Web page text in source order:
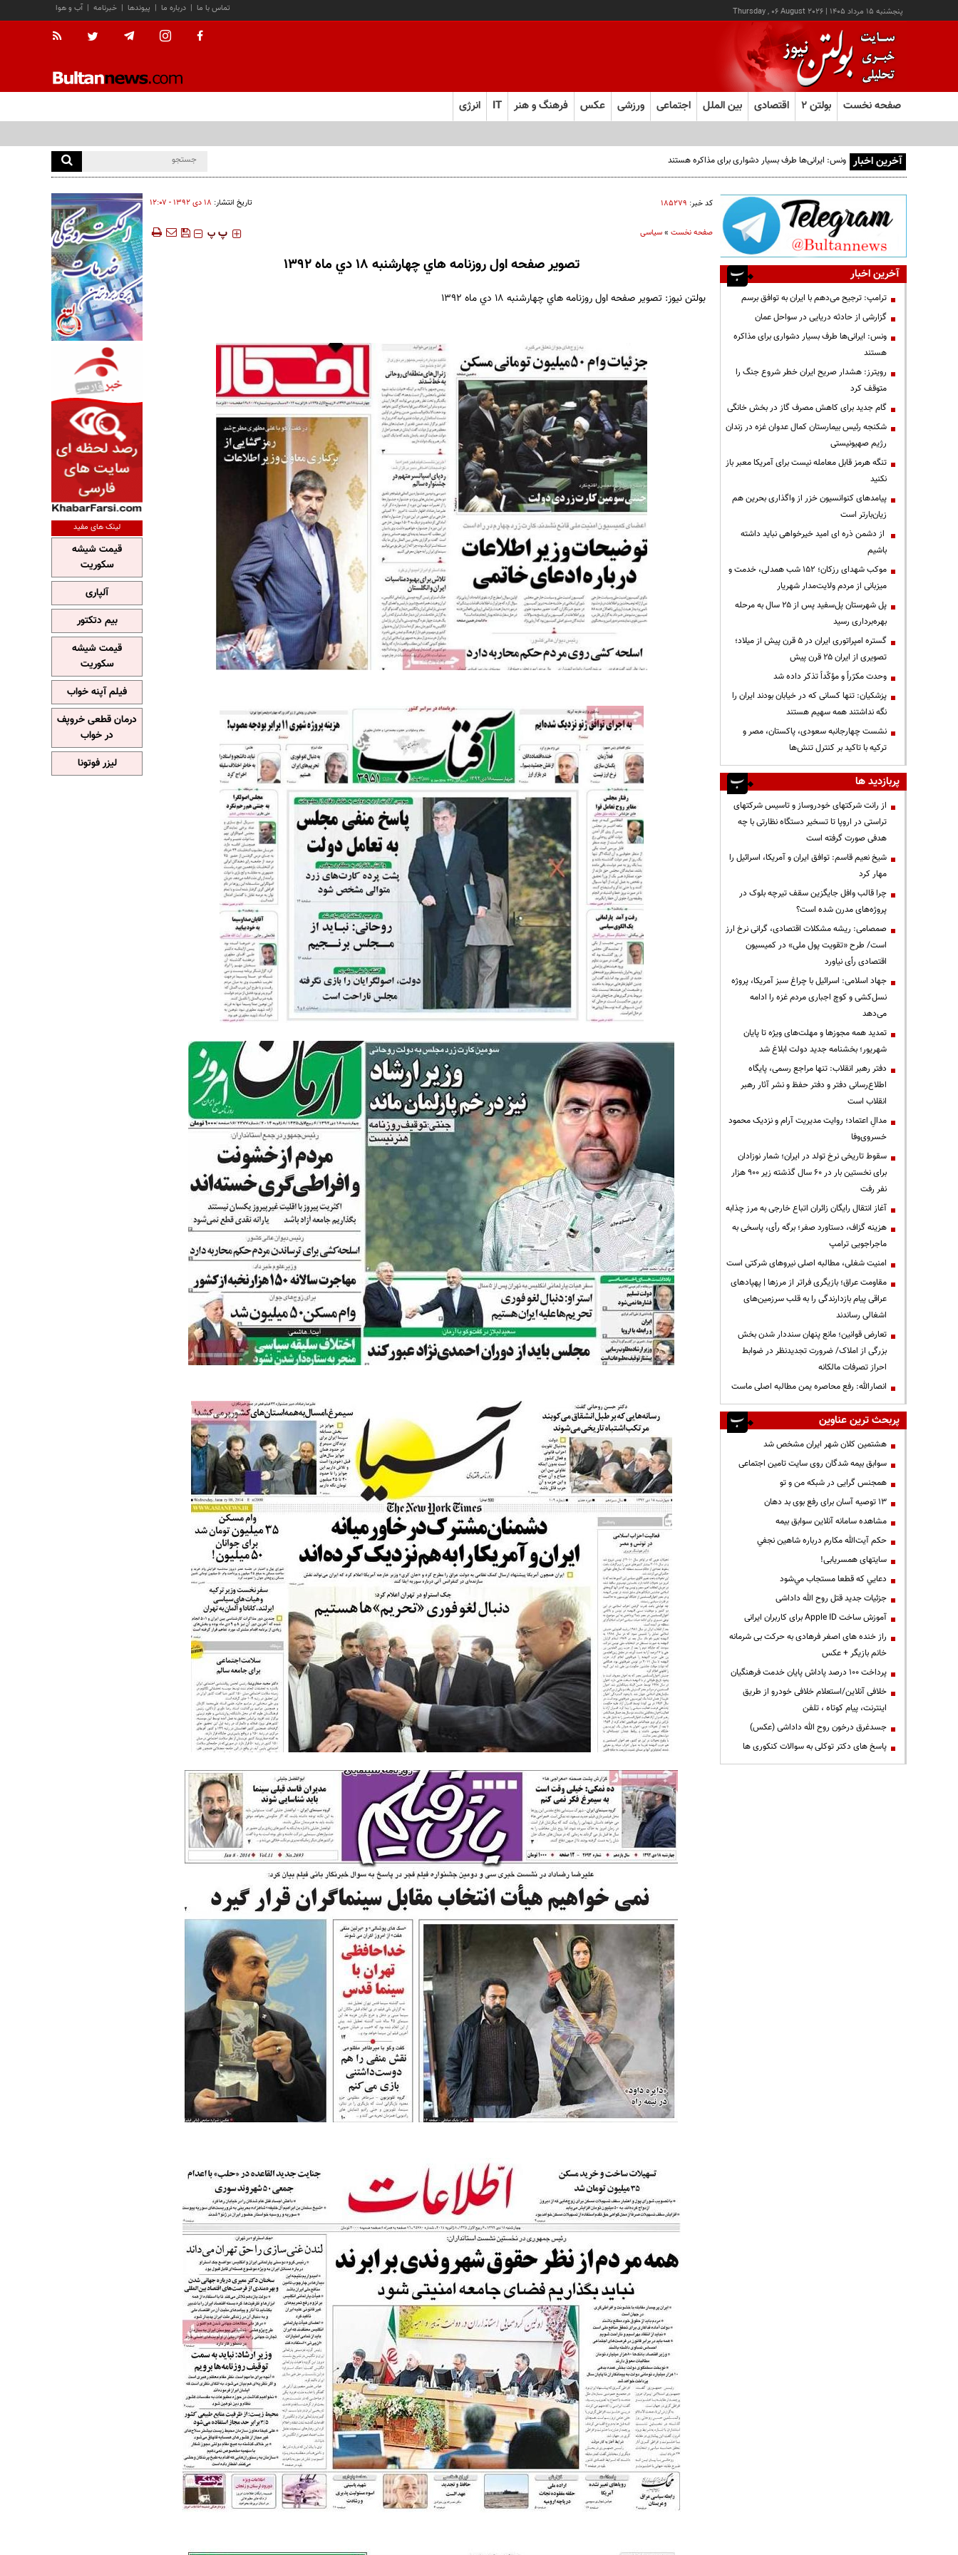
پنجشنبه ۱۵ مرداد ۱۴۰۵ |
Thursday , 06 August 2026 آب و هوا | خبرنامه | پیوندها | درباره ما | تماس با ما
صفحه نخست بولتن ۲ اقتصادی بین الملل اجتماعی ورزشی عکس فرهنگ و هنر IT انرژی
آخرین اخبار
کد خبر: ۱۸۵۲۷۹ تاریخ انتشار: ۱۸ دی ۱۳۹۲ - ۱۲:۰۷
صفحه نخست»سیاسی ‍‍‍ پ پ
تصوير صفحه اول روزنامه هاي چهارشنبه 18 دي ماه 1392
بولتن نيوز: تصوير صفحه اول روزنامه هاي چهارشنبه 18 دي ماه 1392
آخرین اخبار
ترامپ: ترجیح می‌دهم با ایران به توافق برسم
گزارشی از حادثه دریایی در سواحل عمان
ونس: ایرانی‌ها طرف بسیار دشواری برای مذاکره
هستند
رویترز: هشدار صریح ایران خطر شروع جنگ را
متوقف کرد
گام جدید برای کاهش مصرف گاز در بخش خانگی
شکنجه رئیس بیمارستان کمال عدوان غزه در زندان
رژیم صهیونیستی
تنگه هرمز قابل معامله نیست برای آمریکا معبر باز
نکنید
پیامدهای کنوانسیون خزر از واگذاری بحرین هم
زیان‌بارتر است
از دشمن ذره ای امید خیرخواهی نباید داشته
باشیم
موکب شهدای رزکان؛ ۱۵۲ شب همدلی، خدمت و
میزبانی از مردم ولایت‌مدار شهریار
پل شهرستان پل‌سفید پس از ۲۵ سال به مرحله
بهره‌برداری رسید
گستره امپراتوری ایران در ۵ قرن پیش از میلاد؛
تصویری از ایران ۲۵ قرن پیش
وحدت مکرّراً و مؤکّداً تذکر داده شد
پزشکیان: تنها کسانی که در خیابان بودند ایران را
نگه نداشتند همه سهیم هستند
نشست چهارجانبه سعودی، پاکستان، مصر و
ترکیه با تاکید بر کنترل تنش‌ها
پربازدید ها
از رانت‌ شرکتهای خودروساز و تاسیس شرکتهای
تراستی در اروپا تا تسخیر دستگاه نظارتی با چه
هدفی صورت گرفته است
شیخ نعیم قاسم: توافق ایران و آمریکا، اسرائیل را
مهار کرد
چرا قالب وافل جایگزین سقف تیرچه بلوک در
پروژه‌های مدرن شده است؟
صمصامی: ریشه مشکلات اقتصادی، گرانی نرخ ارز
است/ طرح «تقویت پول ملی» در کمیسیون
اقتصادی رأی نیاورد
جهاد اسلامی: اسرائیل با چراغ سبز آمریکا، پروژه
نسل‌کشی و کوچ اجباری مردم غزه را ادامه
می‌دهد
تمدید همه مجوزها و مهلت‌های ویژه تا پایان
شهریور؛ بخشنامه جدید دولت ابلاغ شد
دفتر رهبر انقلاب: تنها مراجع رسمی، پایگاه
اطلاع‌رسانی دفتر و دفتر حفظ و نشر آثار رهبر
انقلاب است
مدالِ اعتماد؛ روایت مدیریت آرام و نزدیک محمود
خسروی‌وفا
سقوط تاریخی نرخ تولد در ایران؛ شمار نوزادان
برای نخستین بار در ۶۰ سال گذشته زیر ۹۰۰ هزار
نفر رفت
آغاز انتقال رایگان زائران اتباع خارجی به مرز چذابه
هزینه گزاف، دستاورد صفر؛ برگه رأی، پاسخی به
ماجراجویی ترامپ
‌امنیت شغلی، مطالبه اصلی نیروهای شرکتی است
مقاومت عراق؛ بازیگری فراتر از مرزها | پهپادهای
عراقی پیام بازدارندگی را به قلب سرزمین‌های
اشغالی رساندند
تعارض قوانین؛ مانع پنهان سنددار شدن بخش
بزرگی از املاک/ ضرورت تجدیدنظر در ضوابط
احراز تصرفات مالکانه
انصارالله: رفع محاصره یمن مطالبه اصلی ماست
پربحث ترین عناوین
هشتمین کلان شهر ایران مشخص شد
سوابق بیمه شدگان روی سایت تامین اجتماعی
همجنس گرایی در شبکه من و تو
13 توصیه آسان برای رفع بوی بد دهان
مشاهده سامانه آنلاين سوابق بیمه
حكم آيت‌الله مكارم درباره شاهين نجفي
سایتهای همسریابی!
دعايي كه قطعا مستجاب مي‌شود
جزئیات جدید قتل روح الله داداشی
آموزش ساخت Apple ID برای کاربران ایرانی
راز خنده های اصغر فرهادی به حرکت بی شرمانه
خانم بازیگر + عکس
پرداخت ۱۰۰ درصد پاداش پایان خدمت فرهنگیان
خلافی آنلاین/استعلام خلافی خودرو از طریق
اینترنت، پیام کوتاه ، تلفن
جسدغرق درخون روح الله داداشی (عکس)
پاسخ های دکتر توکلی به سوالات کنکوری ها
لینک های مفید
قیمت شیشه
سکوریت
آلپاری
بیم دتکتور
قیمت شیشه
سکوریت
فیلم آپنه خواب
درمان قطعی خروپف
در خواب
لیزر فوتونا